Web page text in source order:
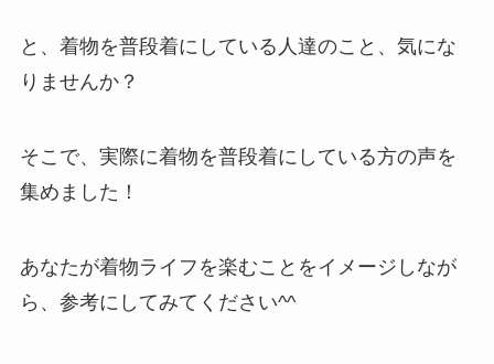
と、着物を普段着にしている人達のこと、気にな
りませんか？
そこで、実際に着物を普段着にしている方の声を
集めました！
あなたが着物ライフを楽むことをイメージしなが
ら、参考にしてみてください^^